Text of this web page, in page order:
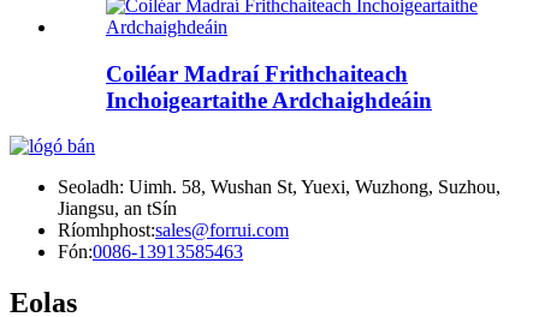
Coiléar Madraí Frithchaiteach
Inchoigeartaithe Ardchaighdeáin
Seoladh: Uimh. 58, Wushan St, Yuexi, Wuzhong, Suzhou,
Jiangsu, an tSín
Ríomhphost:sales@forrui.com
Fón:0086-13913585463
Eolas